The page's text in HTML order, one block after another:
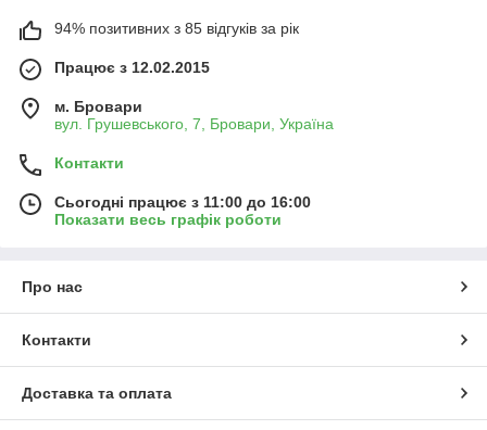
94% позитивних з 85 відгуків за рік
Працює з 12.02.2015
м. Бровари
вул. Грушевського, 7, Бровари, Україна
Контакти
Сьогодні працює з 11:00 до 16:00
Показати весь графік роботи
Про нас
Контакти
Доставка та оплата